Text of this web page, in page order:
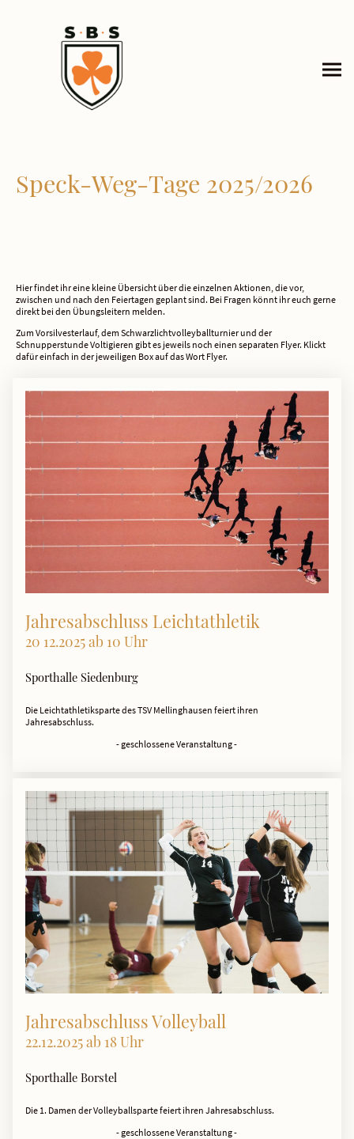
Speck-Weg-Tage 2025/2026
Hier findet ihr eine kleine Übersicht über die einzelnen Aktionen, die vor,
zwischen und nach den Feiertagen geplant sind. Bei Fragen könnt ihr euch gerne
direkt bei den Übungsleitern melden.
Zum Vorsilvesterlauf, dem Schwarzlichtvolleyballturnier und der
Schnupperstunde Voltigieren gibt es jeweils noch einen separaten Flyer. Klickt
dafür einfach in der jeweiligen Box auf das Wort Flyer.
Jahresabschluss Leichtathletik
20 12.2025 ab 10 Uhr
Sporthalle Siedenburg
Die Leichtathletiksparte des TSV Mellinghausen feiert ihren
Jahresabschluss.
- geschlossene Veranstaltung -
Jahresabschluss Volleyball
22.12.2025 ab 18 Uhr
Sporthalle Borstel
Die 1. Damen der Volleyballsparte feiert ihren Jahresabschluss.
- geschlossene Veranstaltung -